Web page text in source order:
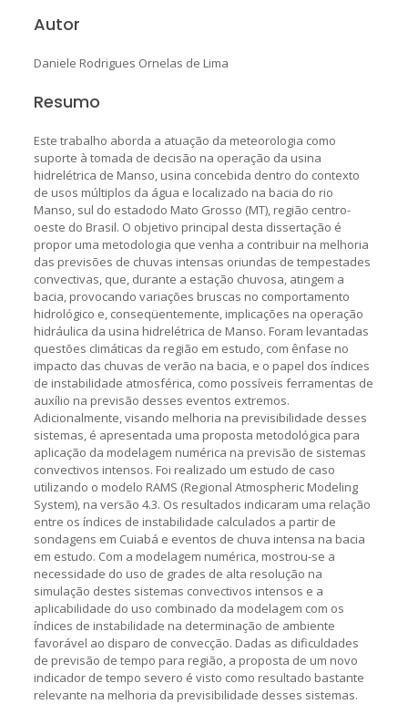
Autor
Daniele Rodrigues Ornelas de Lima
Resumo
Este trabalho aborda a atuação da meteorologia como
suporte à tomada de decisão na operação da usina
hidrelétrica de Manso, usina concebida dentro do contexto
de usos múltiplos da água e localizado na bacia do rio
Manso, sul do estadodo Mato Grosso (MT), região centro-
oeste do Brasil. O objetivo principal desta dissertação é
propor uma metodologia que venha a contribuir na melhoria
das previsões de chuvas intensas oriundas de tempestades
convectivas, que, durante a estação chuvosa, atingem a
bacia, provocando variações bruscas no comportamento
hidrológico e, conseqüentemente, implicações na operação
hidráulica da usina hidrelétrica de Manso. Foram levantadas
questões climáticas da região em estudo, com ênfase no
impacto das chuvas de verão na bacia, e o papel dos índices
de instabilidade atmosférica, como possíveis ferramentas de
auxílio na previsão desses eventos extremos.
Adicionalmente, visando melhoria na previsibilidade desses
sistemas, é apresentada uma proposta metodológica para
aplicação da modelagem numérica na previsão de sistemas
convectivos intensos. Foi realizado um estudo de caso
utilizando o modelo RAMS (Regional Atmospheric Modeling
System), na versão 4.3. Os resultados indicaram uma relação
entre os índices de instabilidade calculados a partir de
sondagens em Cuiabá e eventos de chuva intensa na bacia
em estudo. Com a modelagem numérica, mostrou-se a
necessidade do uso de grades de alta resolução na
simulação destes sistemas convectivos intensos e a
aplicabilidade do uso combinado da modelagem com os
índices de instabilidade na determinação de ambiente
favorável ao disparo de convecção. Dadas as dificuldades
de previsão de tempo para região, a proposta de um novo
indicador de tempo severo é visto como resultado bastante
relevante na melhoria da previsibilidade desses sistemas.